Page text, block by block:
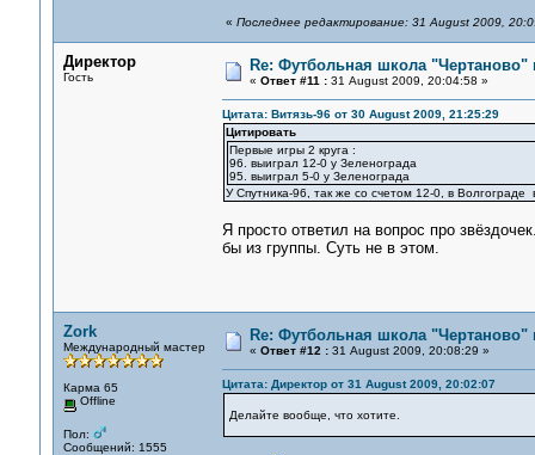
« Последнее редактирование: 31 August 2009,
Директор
Гость
Re: Футбольная школа "Чертаново"
« Ответ #11 :31 August 2009, 20:04:58 »
Цитата: Витязь-96 от 30 August 2009, 21:25:29
Цитировать
Первые игры 2 круга :
96. выиграл 12-0 у Зеленограда
95. выиграл 5-0 у Зеленограда
У Спутника-96, так же со счетом 12-0, в
Я просто ответил на вопрос про
бы из группы. Суть не в этом.
Zork
Международный мастер
Карма 65
Offline
Пол:
Сообщений: 1555
Re: Футбольная школа "Чертаново"
« Ответ #12 :31 August 2009, 20:08:29 »
Цитата: Директор от 31 August 2009, 20:02:07
Делайте вообще, что хотите.